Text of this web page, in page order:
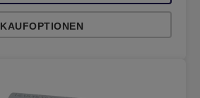
KAUFOPTIONEN